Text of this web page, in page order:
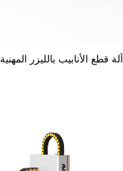
آلة قطع الأنابيب بالليزر المهنية